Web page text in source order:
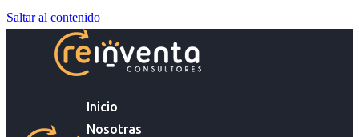
Saltar al contenido
Inicio
Nosotras